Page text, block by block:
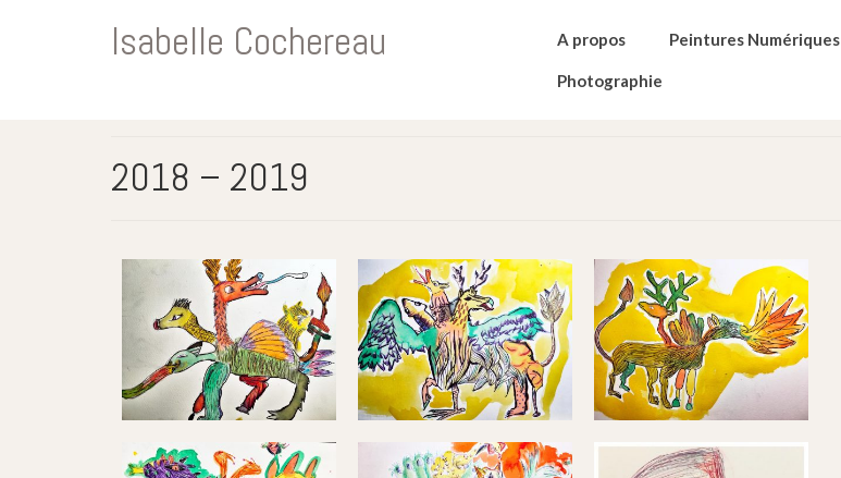
Isabelle Cochereau A propos Peintures Numériques
Photographie
2018 – 2019